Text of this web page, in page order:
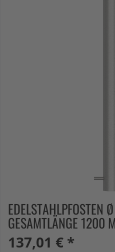
EDELSTAHLPFOSTEN
GESAMTLÄNGE 1200
137,01 € *